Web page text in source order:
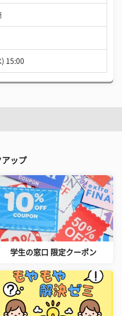
15:00
アップ
学生の窓口 限定クーポン